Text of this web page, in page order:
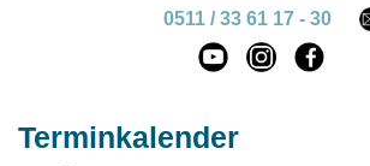
0511 / 33 61 17 - 30
Terminkalender